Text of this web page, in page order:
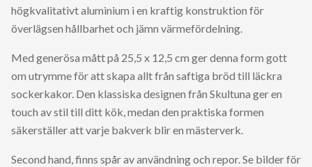
högkvalitativt aluminium i en kraftig konstruktion för
överlägsen hållbarhet och jämn värmefördelning.
Med generösa mått på 25,5 x 12,5 cm ger denna form gott
om utrymme för att skapa allt från saftiga bröd till läckra
sockerkakor. Den klassiska designen från Skultuna ger en
touch av stil till ditt kök, medan den praktiska formen
säkerställer att varje bakverk blir en mästerverk.
Second hand, finns spår av användning och repor. Se bilder för